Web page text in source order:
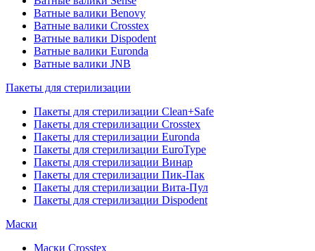
Ватные валики Benovy
Ватные валики Crosstex
Ватные валики Dispodent
Ватные валики Euronda
Ватные валики JNB
Пакеты для стерилизации
Пакеты для стерилизации Clean+Safe
Пакеты для стерилизации Crosstex
Пакеты для стерилизации Euronda
Пакеты для стерилизации EuroType
Пакеты для стерилизации Винар
Пакеты для стерилизации Пик-Пак
Пакеты для стерилизации Вита-Пул
Пакеты для стерилизации Dispodent
Маски
Маски Crosstex